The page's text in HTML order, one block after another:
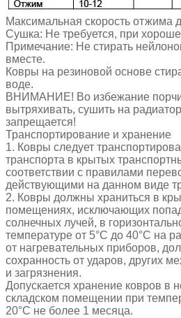
Максимальная скорость отжима
Сушка: Не требуется, при
Примечание: Не стирать
вместе.
Ковры на резиновой основе
воде.
ВНИМАНИЕ! Во избежание порчи
вытряхивать, сушить на
запрещается!
Транспортирование и хранение
1. Ковры следует
транспорта в крытых
соответствии с правилами
действующими на данном виде
2. Ковры должны храниться в
помещениях, исключающих
солнечных лучей, в
температуре от 5°С до 40°С на
от нагревательных приборов,
сохранность от ударов, других
и загрязнения.
Допускается хранение ковров в
складском помещении при
20°С не более 1 месяца.